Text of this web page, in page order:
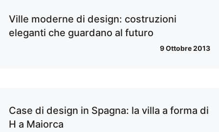
Ville moderne di design: costruzioni
eleganti che guardano al futuro
9 Ottobre 2013
Case di design in Spagna: la villa a forma di
H a Maiorca